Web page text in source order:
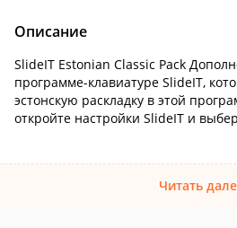
Описание
SlideIT Estonian Classic Pack
программе-клавиатуре SlideIT,
эстонскую раскладку в этой
откройте настройки SlideIT и
Читать